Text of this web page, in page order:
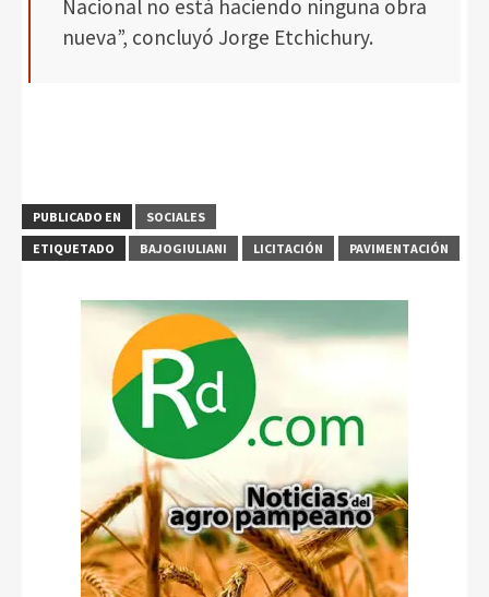
Nacional no está haciendo ninguna obra
nueva”, concluyó Jorge Etchichury.
PUBLICADO EN
SOCIALES
ETIQUETADO
BAJOGIULIANI LICITACIÓN PAVIMENTACIÓN